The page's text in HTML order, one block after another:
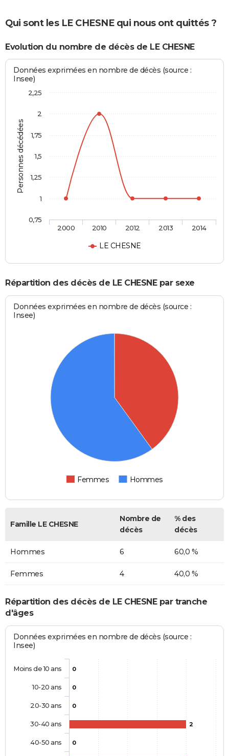
Qui sont les LE CHESNE qui nous ont quittés ?
Evolution du nombre de décès de LE CHESNE
Personnes décédées
Données exprimées en nombre de décès (source :
Insee)
LE CHESNE
2000 2010 2012 2013 2014
0,75
1
1,25
1,5
1,75
2
2,25
Répartition des décès de LE CHESNE par sexe
Données exprimées en nombre de décès (source :
Insee)
Femmes Hommes
Famille LE CHESNE
Nombre de
décès
% des
décès
Hommes 6 60,0 %
Femmes 4 40,0 %
Répartition des décès de LE CHESNE par tranche
d'âges
Données exprimées en nombre de décès (source :
Insee)
0
0
0
2
0
Moins de 10 ans
10-20 ans
20-30 ans
30-40 ans
40-50 ans